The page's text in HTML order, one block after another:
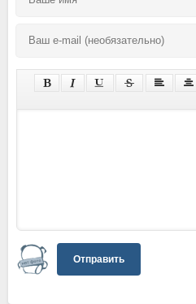
Отправить